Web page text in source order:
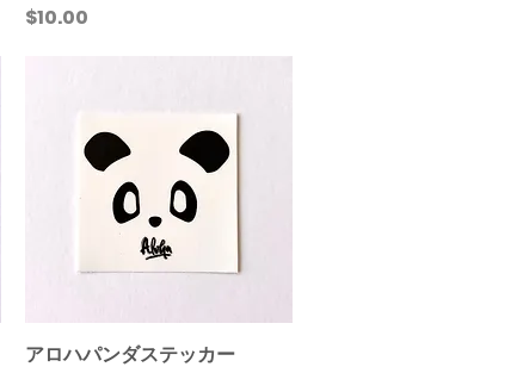
価格
$10.00
クイックビュー
アロハパンダステッカー